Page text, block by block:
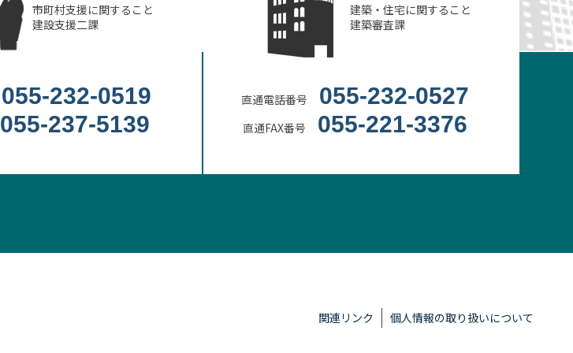
市町村支援に関すること
建設支援二課
055-232-0519
055-237-5139
建築・住宅に関すること
建築審査課
直通電話番号 055-232-0527
直通FAX番号 055-221-3376
関連リンク 個人情報の取り扱いについて